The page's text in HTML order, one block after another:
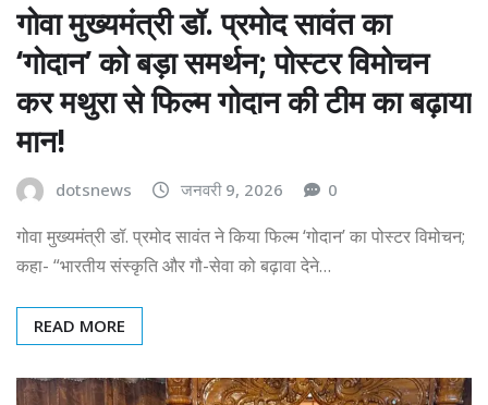
गोवा मुख्यमंत्री डॉ. प्रमोद सावंत का
‘गोदान’ को बड़ा समर्थन; पोस्टर विमोचन
कर मथुरा से फिल्म गोदान की टीम का बढ़ाया
मान!
dotsnews जनवरी 9, 2026 0
गोवा मुख्यमंत्री डॉ. प्रमोद सावंत ने किया फिल्म ‘गोदान’ का पोस्टर विमोचन;
कहा- “भारतीय संस्कृति और गौ-सेवा को बढ़ावा देने…
READ MORE